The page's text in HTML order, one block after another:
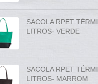
SACOLA RPET
LITROS- VERDE
SACOLA RPET
LITROS- MARROM